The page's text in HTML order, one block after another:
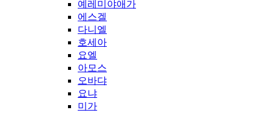
예레미야애가
에스겔
다니엘
호세아
요엘
아모스
오바댜
요냐
미가